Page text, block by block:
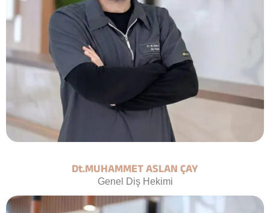
Dt.MUHAMMET ASLAN ÇAY
Genel Diş Hekimi